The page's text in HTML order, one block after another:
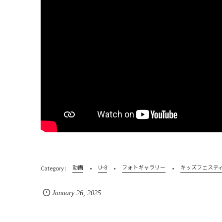
動画 U-8 フォトギャラリー キッズフェステ
January 26 ,2025